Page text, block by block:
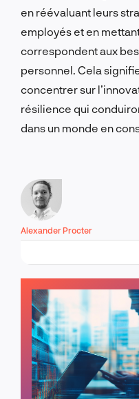
en réévaluant leurs
employés et en
correspondent aux
personnel. Cela
concentrer sur
résilience qui
dans un monde en
Alexander Procter